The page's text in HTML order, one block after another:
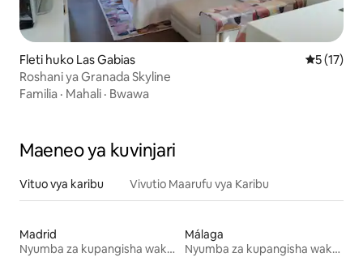
Fleti huko Las Gabias Ukadiriaji
5 (17)
Roshani ya Granada Skyline
Familia · Mahali · Bwawa
Maeneo ya kuvinjari
Vituo vya karibu Vivutio Maarufu vya Karibu
Madrid
Nyumba za kupangisha wakati wa likizo
Málaga
Nyumba za kupangisha wakati wa likizo